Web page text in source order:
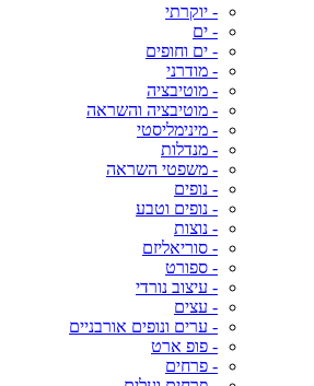
- יוקרתי
- ים
- ים וחופים
- מודרני
- מוטיבציה
- מוטיבציה והשראה
- מינימליסטי
- מנדלות
- משפטי השראה
- נופים
- נופים וטבע
- נוצות
- סוריאליזם
- ספורט
- עיצוב נורדי
- עצים
- ערים ונופים אורבניים
- פופ ארט
- פרחים